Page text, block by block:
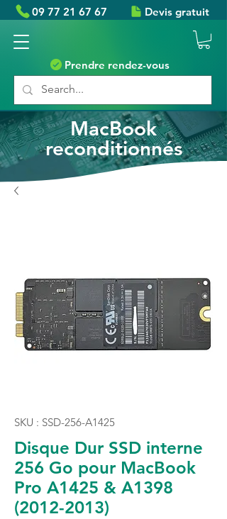
09 77 21 67 67 Devis gratuit
Prendre rendez-vous
MacBook
reconditionnés
SKU : SSD-256-A1425
Disque Dur SSD interne
256 Go pour MacBook
Pro A1425 & A1398
(2012-2013)